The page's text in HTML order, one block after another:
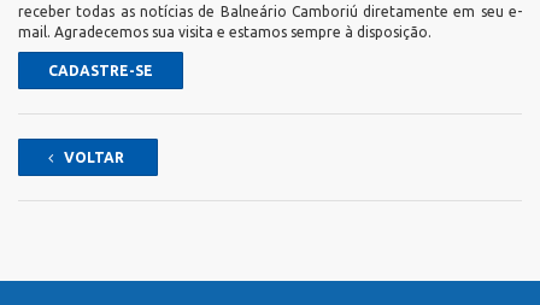
receber todas as notícias de Balneário Camboriú diretamente em seu e-
mail. Agradecemos sua visita e estamos sempre à disposição.
CADASTRE-SE
VOLTAR